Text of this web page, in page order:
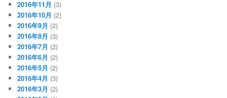
2016年11月 (3)
2016年10月 (2)
2016年9月 (2)
2016年8月 (3)
2016年7月 (2)
2016年6月 (2)
2016年5月 (2)
2016年4月 (3)
2016年3月 (2)